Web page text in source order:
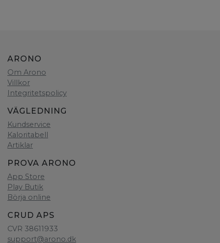
ARONO
Om Arono
Villkor
Integritetspolicy
VÄGLEDNING
Kundservice
Kaloritabell
Artiklar
PROVA ARONO
App Store
Play Butik
Börja online
CRUD APS
CVR 38611933
support@arono.dk